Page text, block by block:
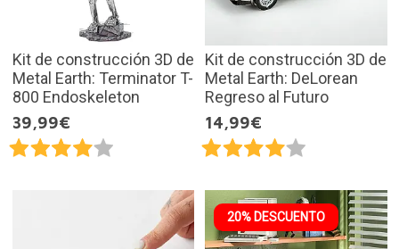
Kit de construcción 3D de
Metal Earth: Terminator T-
800 Endoskeleton
39,99€
Kit de construcción 3D de
Metal Earth: DeLorean
Regreso al Futuro
14,99€
20% DESCUENTO